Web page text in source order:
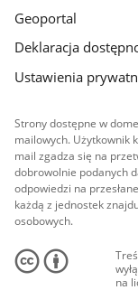
Geoportal
Deklaracja
Ustawienia
Strony dostępne w
mailowych. Użytkownik
mail zgadza się na
dobrowolnie podanych
odpowiedzi na
każdą z jednostek
osobowych.
na